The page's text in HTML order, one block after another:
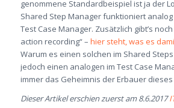
genommene Standardbeispiel ist ja der
Shared Step Manager funktioniert analog
Test Case Manager. Zusätzlich gibt’s
action recording“ – hier steht, was es
Warum es einen solchen im Shared
jedoch einen analogen im Test Case
immer das Geheimnis der Erbauer dieses
Dieser Artikel erschien zuerst am 8.6.2017